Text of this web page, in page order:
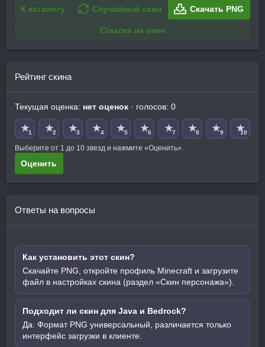
К каталогу Случайный скин Скачать PNG
Ссылка на скин
Рейтинг скина
Текущая оценка: нет оценок · голосов: 0
★1 ★2 ★3 ★4 ★5 ★6 ★7 ★8 ★9 ★10
Выберите от 1 до 10 звезд и нажмите «Оценить».
Оценить
Ответы на вопросы
Как установить этот скин?
Скачайте PNG, откройте профиль Minecraft и загрузите
файл в настройках скина (раздел «Скин персонажа»).
Подходит ли скин для Java и Bedrock?
Да. Формат PNG универсальный, различается только
интерфейс загрузки в клиенте.